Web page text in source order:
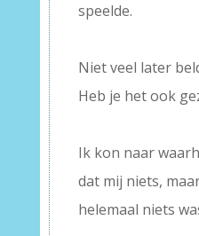
speelde.
Niet veel later
Heb je het ook
Ik kon naar
dat mij niets,
helemaal niets